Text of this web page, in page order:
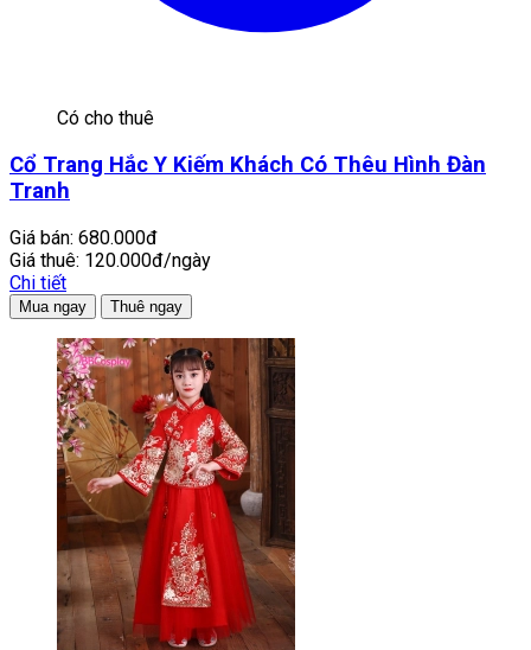
Có cho thuê
Cổ Trang Hắc Y Kiếm Khách Có Thêu Hình Đàn
Tranh
Giá bán: 680.000đ
Giá thuê: 120.000đ/ngày
Chi tiết
Mua ngay Thuê ngay